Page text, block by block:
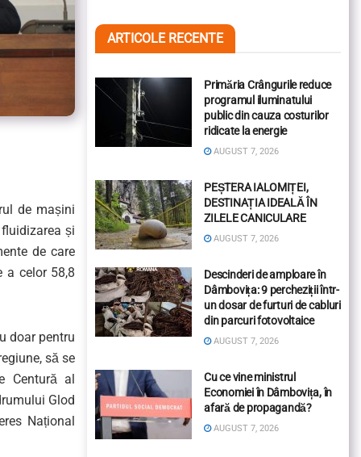
de mașini
și
de care
a celor 58,8
doar pentru
să se
Centură al
Glod
Național
ARTICOLE RECENTE
Primăria Crângurile reduce
programul iluminatului
public din cauza costurilor
ridicate la energie
AUGUST 7, 2026
PEȘTERA IALOMIȚEI,
DESTINAȚIA IDEALĂ ÎN
ZILELE CANICULARE
AUGUST 7, 2026
Descinderi de amploare în
Dâmbovița: 9 percheziții într-
un dosar de furturi de cabluri
din parcuri fotovoltaice
AUGUST 7, 2026
Cu ce vine ministrul
Economiei în Dâmbovița, în
afară de propagandă?
AUGUST 7, 2026